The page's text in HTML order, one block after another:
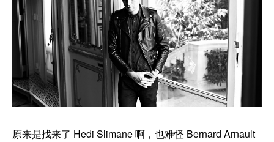
原来是找来了 Hedi Slimane 啊，也难怪 Bernard Arnault